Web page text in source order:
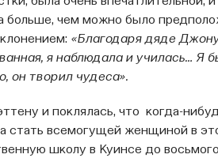
больше, чем можно было
«Благодаря дяде
я наблюдала и училась… Я
он творил чудеса».
и поклялась, что когда-
стать всемогущей женщиной в
школу в Куинсе до